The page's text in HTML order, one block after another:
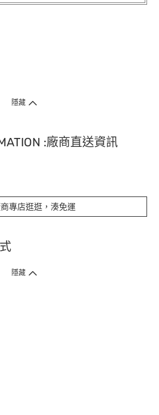
隱藏
:廠商直送資訊
專店逛逛，湊免運
隱藏